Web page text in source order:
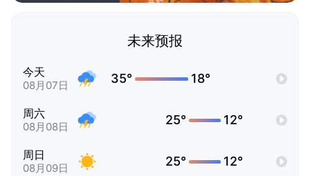
未来预报
今天
08月07日 35° 18°
周六
08月08日 25° 12°
周日
08月09日 25° 12°